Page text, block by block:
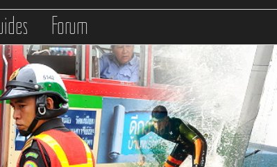
Forum